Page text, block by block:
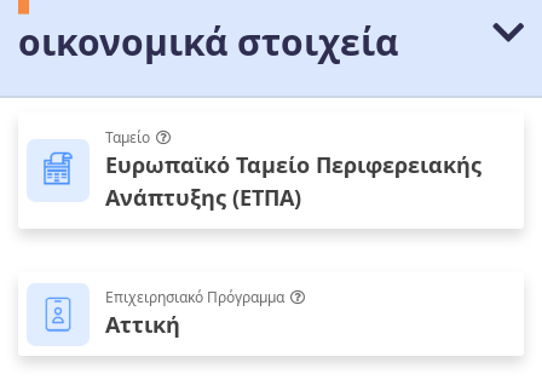
οικονομικά στοιχεία
Ταμείο
Ευρωπαϊκό Ταμείο Περιφερειακής
Ανάπτυξης (ΕΤΠΑ)
Επιχειρησιακό Πρόγραμμα
Αττική